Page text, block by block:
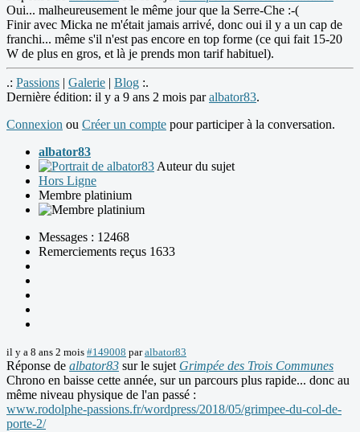
Oui... malheureusement le même jour que la Serre-Che :-(
Finir avec Micka ne m'était jamais arrivé, donc oui il y a un cap de
franchi... même s'il n'est pas encore en top forme (ce qui fait 15-20
W de plus en gros, et là je prends mon tarif habituel).
.: Passions | Galerie | Blog :.
Dernière édition: il y a 9 ans 2 mois paralbator83.
Connexion ou Créer un compte pour participer à la conversation.
albator83
Auteur du sujet
Hors Ligne
Membre platinium
Messages : 12468
Remerciements reçus 1633
il y a 8 ans 2 mois #149008 paralbator83
Réponse de albator83 sur le sujet Grimpée des Trois Communes
Chrono en baisse cette année, sur un parcours plus rapide... donc au
même niveau physique de l'an passé :
www.rodolphe-passions.fr/wordpress/2018/05/grimpee-du-col-de-
porte-2/